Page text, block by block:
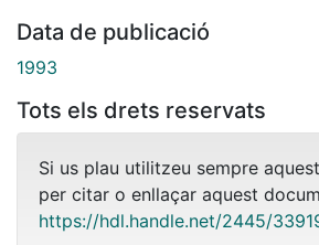
Data de publicació
1993
Tots els drets reservats
Si us plau utilitzeu sempre
per citar o enllaçar aquest
https://hdl.handle.net/2445/